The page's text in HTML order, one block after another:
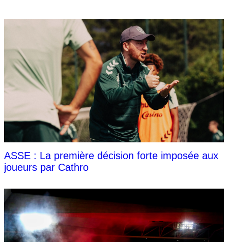
ASSE : La première décision forte imposée aux
joueurs par Cathro